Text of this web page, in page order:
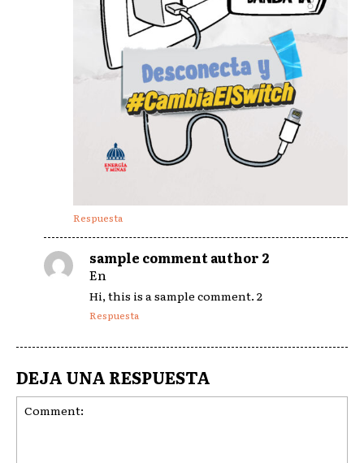
Respuesta
sample comment author 2
En
Hi, this is a sample comment. 2
Respuesta
DEJA UNA RESPUESTA